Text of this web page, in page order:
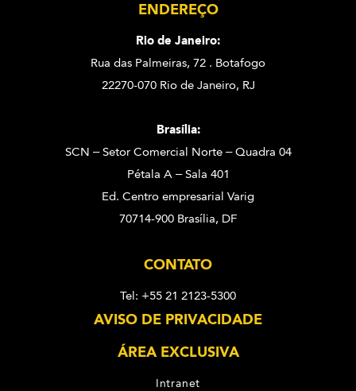
ENDEREÇO
Rio de Janeiro:
Rua das Palmeiras, 72 . Botafogo
22270-070 Rio de Janeiro, RJ
Brasília:
SCN – Setor Comercial Norte – Quadra 04
Pétala A – Sala 401
Ed. Centro empresarial Varig
70714-900 Brasília, DF
CONTATO
Tel: +55 21 2123-5300
AVISO DE PRIVACIDADE
ÁREA EXCLUSIVA
Intranet